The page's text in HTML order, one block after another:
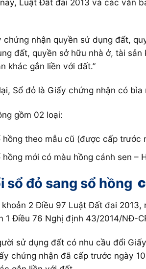
Luật Đất đai 2013 và các văn
chứng nhận quyền sử dụng đất,
đất, quyền sở hữu nhà ở, tài
khác gắn liền với đất.”
Sổ đỏ là Giấy chứng nhận có bìa
gồm 02 loại:
hồng theo mẫu cũ (được cấp trước
hồng mới có màu hồng cánh sen –
sổ đỏ sang sổ hồng
khoản 2 Điều 97 Luật Đất đai
1 Điều 76 Nghị định 43/2014/NĐ-
sử dụng đất có nhu cầu đổi
chứng nhận đã cấp trước ngày